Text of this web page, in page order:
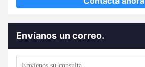
Envíanos un correo.